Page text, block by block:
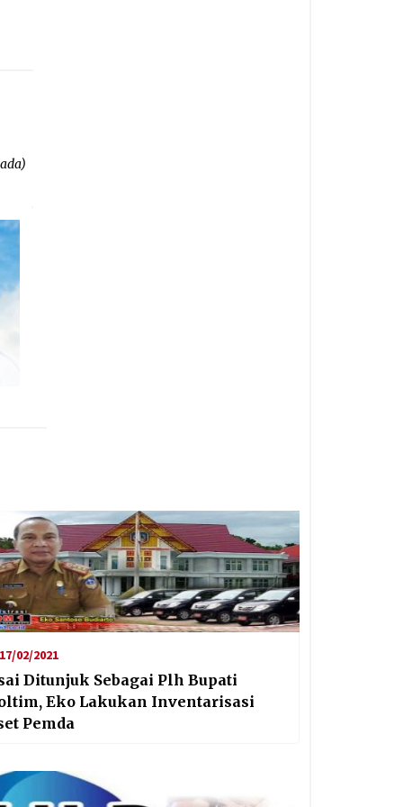
02/2021
Ditunjuk Sebagai Plh Bupati
Eko Lakukan Inventarisasi
Pemda